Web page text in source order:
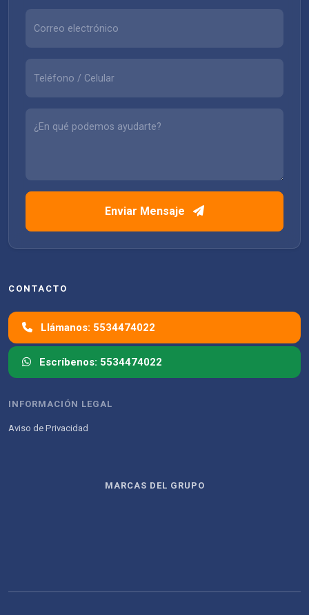
Enviar Mensaje
CONTACTO
Llámanos: 5534474022
Escríbenos: 5534474022
INFORMACIÓN LEGAL
Aviso de Privacidad
MARCAS DEL GRUPO